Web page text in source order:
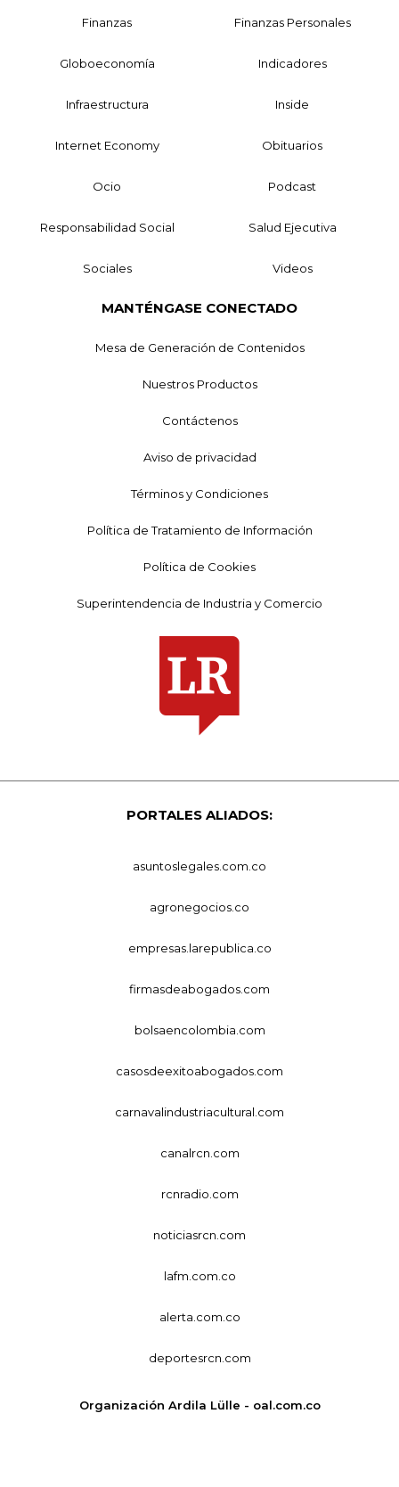
Finanzas Finanzas Personales
Globoeconomía Indicadores
Infraestructura Inside
Internet Economy Obituarios
Ocio Podcast
Responsabilidad Social Salud Ejecutiva
Sociales Videos
MANTÉNGASE CONECTADO
Mesa de Generación de Contenidos
Nuestros Productos
Contáctenos
Aviso de privacidad
Términos y Condiciones
Política de Tratamiento de Información
Política de Cookies
Superintendencia de Industria y Comercio
PORTALES ALIADOS:
asuntoslegales.com.co
agronegocios.co
empresas.larepublica.co
firmasdeabogados.com
bolsaencolombia.com
casosdeexitoabogados.com
carnavalindustriacultural.com
canalrcn.com
rcnradio.com
noticiasrcn.com
lafm.com.co
alerta.com.co
deportesrcn.com
Organización Ardila Lülle - oal.com.co